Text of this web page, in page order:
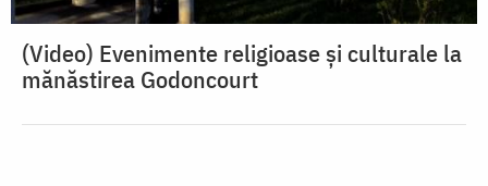
(Video) Evenimente religioase și culturale la
mănăstirea Godoncourt